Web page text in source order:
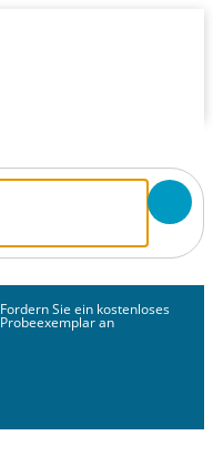
Fordern Sie ein kostenloses
Probeexemplar an